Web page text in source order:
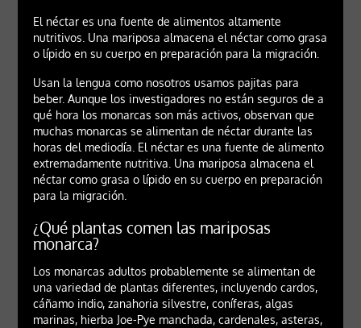
El néctar es una fuente de alimentos altamente
nutritivos. Una mariposa almacena el néctar como grasa
o lípido en su cuerpo en preparación para la migración.
Usan la lengua como nosotros usamos pajitas para
beber. Aunque los investigadores no están seguros de a
qué hora los monarcas son más activos, observan que
muchas monarcas se alimentan de néctar durante las
horas del mediodía. El néctar es una fuente de alimento
extremadamente nutritiva. Una mariposa almacena el
néctar como grasa o lípido en su cuerpo en preparación
para la migración.
¿Qué plantas comen las mariposas
monarca?
Los monarcas adultos probablemente se alimentan de
una variedad de plantas diferentes, incluyendo cardos,
cáñamo indio, zanahoria silvestre, coníferas, algas
marinas, hierba Joe-Pye manchada, cardenales, asteras,